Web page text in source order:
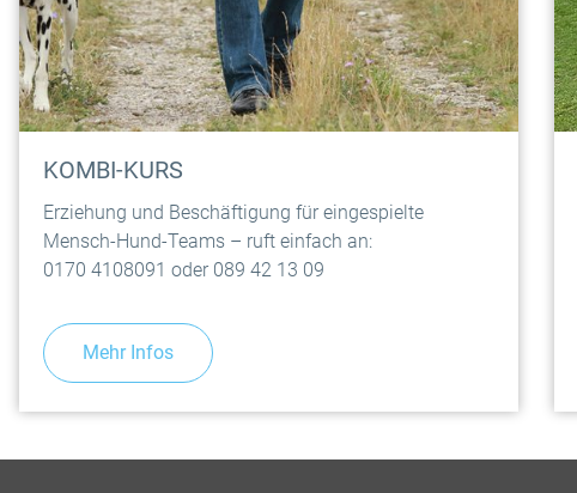
KOMBI-KURS
Erziehung und Beschäftigung für eingespielte
Mensch-Hund-Teams – ruft einfach an:
0170 4108091 oder 089 42 13 09
Mehr Infos